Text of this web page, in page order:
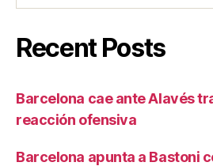
Recent Posts
Barcelona cae ante Alavés
reacción ofensiva
Barcelona apunta a Bastoni